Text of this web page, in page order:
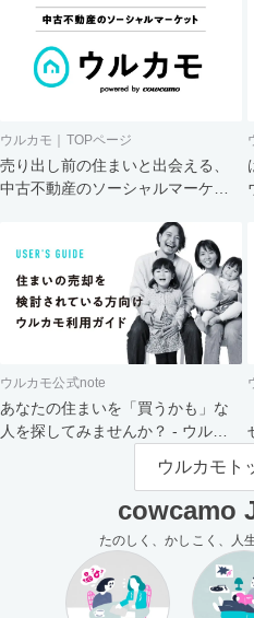
ウルカモ｜TOPページ
売り出し前の住まいと出会える、
中古不動産のソーシャルマーケッ
ウルカモ公式note
あなたの住まいを「買うかも」な
人を探してみませんか？ - ウルカ
ウルカモト
cowcamo
たのしく、かしこく、人